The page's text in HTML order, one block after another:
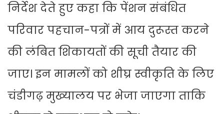
निर्देश देते हुए कहा कि पेंशन संबंधित
परिवार पहचान-पत्रों में आय दुरूस्त करने
की लंबित शिकायतों की सूची तैयार की
जाए। इन मामलों को शीघ्र स्वीकृति के लिए
चंडीगढ़ मुख्यालय पर भेजा जाएगा ताकि